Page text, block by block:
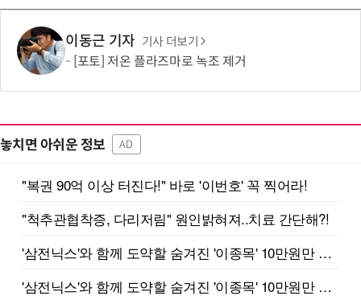
이동근 기자 기사 더보기
[포토] 저온 플라즈마로 녹조 제거
놓치면 아쉬운 정보 AD